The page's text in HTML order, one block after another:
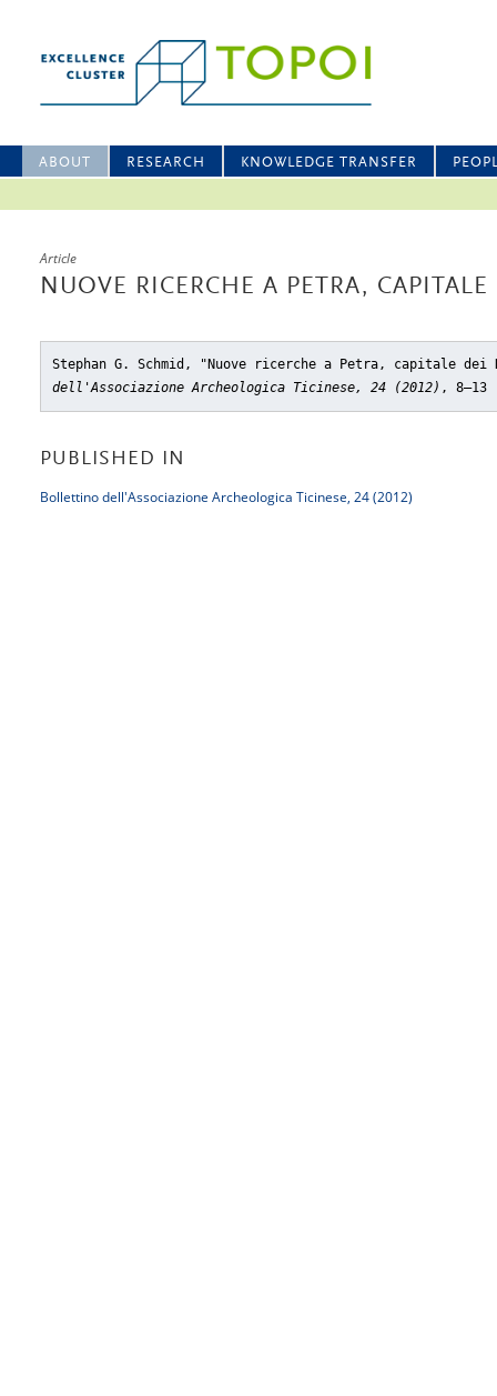
ABOUT RESEARCH KNOWLEDGE TRANSFER
Article
NUOVE RICERCHE A PETRA,
Stephan G. Schmid, "Nuove ricerche a Petra, capitale dei
dell'Associazione Archeologica Ticinese, 24 (2012) , 8–13
PUBLISHED IN
Bollettino dell'Associazione Archeologica Ticinese, 24 (2012)